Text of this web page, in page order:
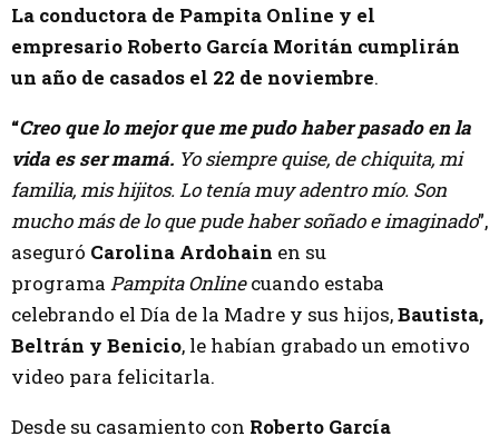
La conductora de Pampita Online y el
empresario Roberto García Moritán cumplirán
un año de casados el 22 de noviembre.
“Creo que lo mejor que me pudo haber pasado en la
vida es ser mamá. Yo siempre quise, de chiquita, mi
familia, mis hijitos. Lo tenía muy adentro mío. Son
mucho más de lo que pude haber soñado e imaginado”,
aseguró Carolina Ardohain en su
programa Pampita Onlinecuando estaba
celebrando el Día de la Madre y sus hijos,Bautista,
Beltrán y Benicio, le habían grabado un emotivo
video para felicitarla.
Desde su casamiento con Roberto García